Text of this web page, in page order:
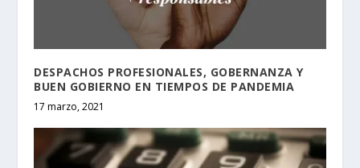
DESPACHOS PROFESIONALES, GOBERNANZA Y
BUEN GOBIERNO EN TIEMPOS DE PANDEMIA
17 marzo, 2021